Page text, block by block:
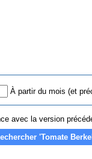
À partir du mois (et
avec la version